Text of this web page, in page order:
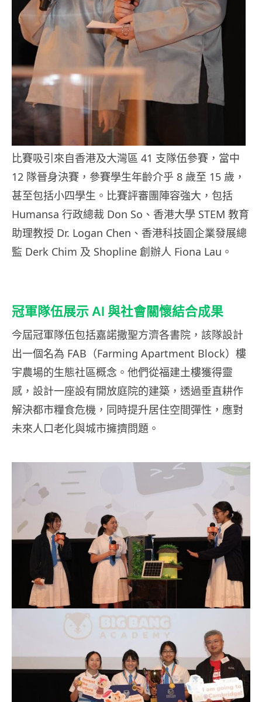
比賽吸引來自香港及大灣區 41 支隊伍參賽，當中
12 隊晉身決賽，參賽學生年齡介乎 8 歲至 15 歲，
甚至包括小四學生。比賽評審團陣容強大，包括
Humansa 行政總裁 Don So、香港大學 STEM 教育
助理教授 Dr. Logan Chen、香港科技園企業發展總
監 Derk Chim 及 Shopline 創辦人 Fiona Lau。
冠軍隊伍展示 AI 與社會關懷結合成果
今屆冠軍隊伍包括嘉諾撒聖方濟各書院，該隊設計
出一個名為 FAB（Farming Apartment Block）樓
宇農場的生態社區概念。他們從福建土樓獲得靈
感，設計一座設有開放庭院的建築，透過垂直耕作
解決都市糧食危機，同時提升居住空間彈性，應對
未來人口老化與城市擁擠問題。